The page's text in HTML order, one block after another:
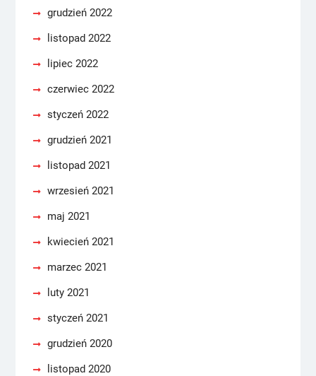
grudzień 2022
listopad 2022
lipiec 2022
czerwiec 2022
styczeń 2022
grudzień 2021
listopad 2021
wrzesień 2021
maj 2021
kwiecień 2021
marzec 2021
luty 2021
styczeń 2021
grudzień 2020
listopad 2020